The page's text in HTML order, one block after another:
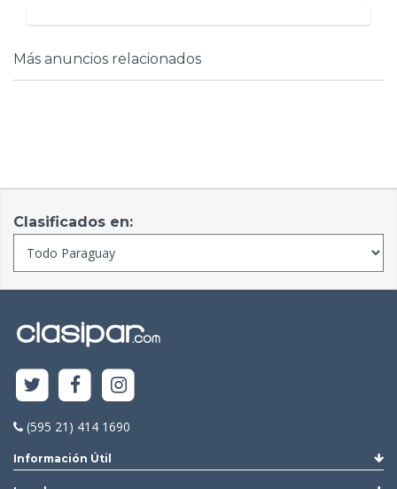
Más anuncios relacionados
Clasificados en:
(595 21) 414 1690
Información Útil